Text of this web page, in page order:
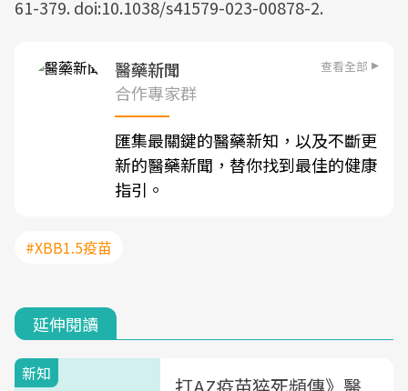
61-379. doi:10.1038/s41579-023-00878-2.
醫藥新聞 查看全部
合作專家群
匯集最關鍵的醫藥新知，以及不斷更
新的醫藥新聞，替你找到最佳的健康
指引。
#XBB1.5疫苗
延伸閱讀
新知